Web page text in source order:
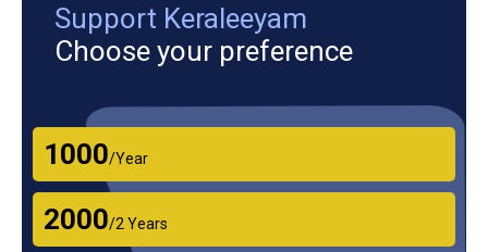
Support Keraleeyam
Choose your preference
₹1000/Year
₹2000/2 Years